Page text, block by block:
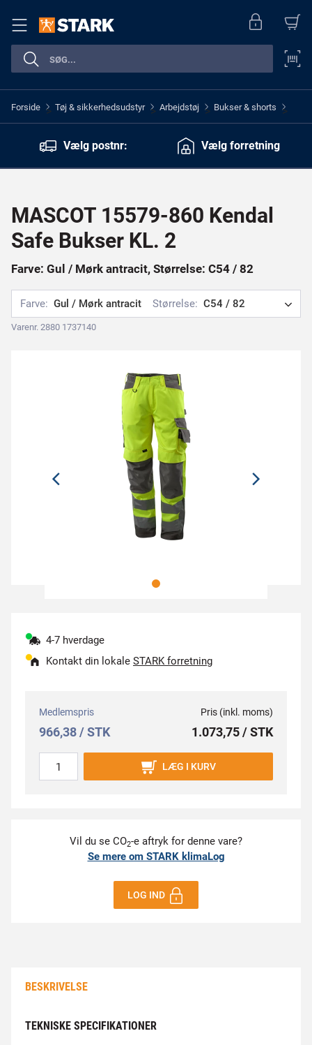
Forside > Tøj & sikkerhedsudstyr > Arbejdstøj > Bukser & shorts >
Vælg postnr: Vælg forretning
MASCOT 15579-860 Kendal
Safe Bukser KL. 2
Farve: Gul / Mørk antracit, Størrelse: C54 / 82
Farve: Gul / Mørk antracit Størrelse: C54 / 82
Varenr. 2880 1737140
4-7 hverdage
Kontakt din lokale STARK forretning
Medlemspris
966,38 / STK
Pris (inkl. moms)
1.073,75 / STK
LÆG I KURV
Vil du se CO2-e aftryk for denne vare?
Se mere om STARK klimaLog
LOG IND
BESKRIVELSE
TEKNISKE SPECIFIKATIONER